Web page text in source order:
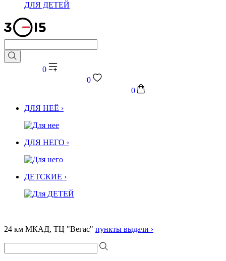
ДЛЯ ДЕТЕЙ
0
0
0
ДЛЯ НЕЁ ›
ДЛЯ НЕГО ›
ДЕТСКИЕ ›
24 км МКАД, ТЦ "Вегас" пункты выдачи ›